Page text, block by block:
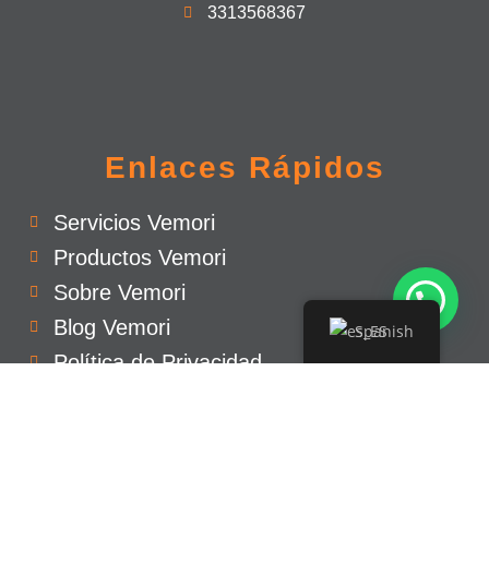
3313568367
Enlaces Rápidos
Servicios Vemori
Productos Vemori
Sobre Vemori
Blog Vemori
Política de Privacidad
Spanish